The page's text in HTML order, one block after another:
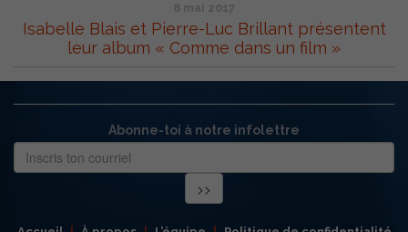
8 mai 2017
Isabelle Blais et Pierre-Luc Brillant présentent
leur album « Comme dans un film »
Abonne-toi à notre infolettre